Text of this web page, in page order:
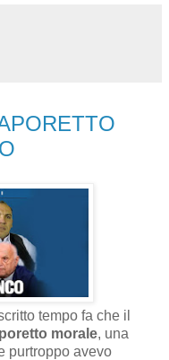
tempo fa che il
morale, una
purtroppo avevo